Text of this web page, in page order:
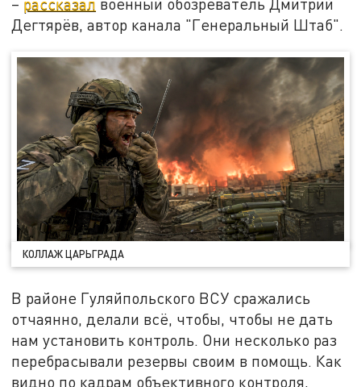
Дегтярёв, автор канала "Генеральный Штаб".
КОЛЛАЖ ЦАРЬГРАДА
В районе Гуляйпольского ВСУ сражались
отчаянно, делали всё, чтобы, чтобы не дать
нам установить контроль. Они несколько раз
перебрасывали резервы своим в помощь. Как
видно по кадрам объективного контроля,